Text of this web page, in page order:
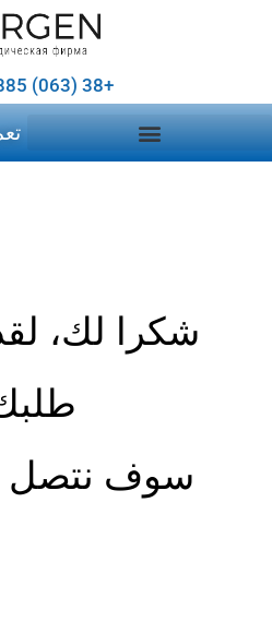
+38 (063) 885 92 75
شكرا لك،
سوف نتصل